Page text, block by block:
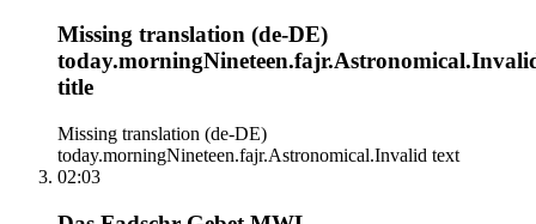
Missing translation (de-DE)
title
Missing translation (de-DE)
today.morningNineteen.fajr.Astronomical.Invalid text
02:03